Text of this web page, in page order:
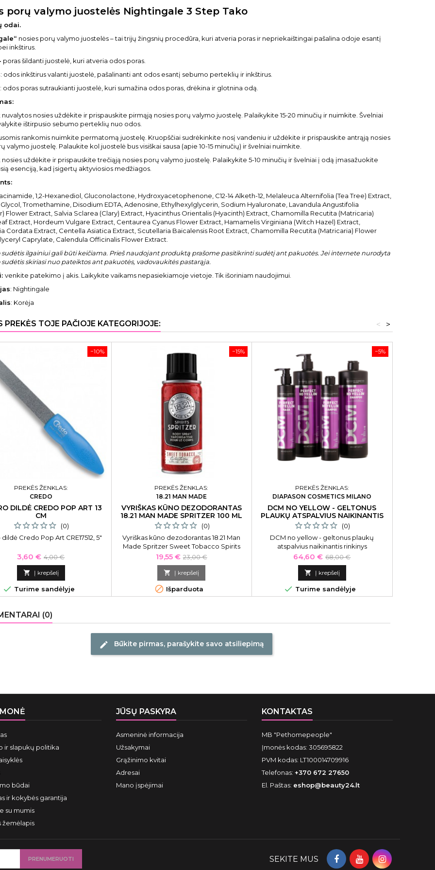
porų valymo juostelės Nightingale 3 Step Tako
odai.
nosies porų valymo juostelės – tai trijų žingsnių procedūra, kuri atveria poras ir nepriekaištingai pašalina odoje esantį
inkštirus.
poras šildanti juostelė, kuri atveria odos poras.
: odos inkštirus valanti juostelė, pašalinanti ant odos esantį sebumo perteklių ir inkštirus.
: odos poras sutraukianti juostelė, kuri sumažina odos poras, drėkina ir glotnina odą.
nuvalytos nosies uždėkite ir prispauskite pirmąją nosies porų valymo juostelę. Palaikykite 15-20 minučių ir nuimkite. Švelniai
ištirpusio sebumo perteklių nuo odos.
rankomis nuimkite permatomą juostelę. Kruopščiai sudrėkinkite nosį vandeniu ir uždėkite ir prispauskite antrąją nosies
valymo juostelę. Palaukite kol juostelė bus visiškai sausa (apie 10-15 minučių) ir švelniai nuimkite.
nosies uždėkite ir prispauskite trečiąją nosies porų valymo juostelę. Palaikykite 5-10 minučių ir švelniai į odą įmasažuokite
esenciją, kad įsigertų aktyviosios medžiagos.
1,2-Hexanediol, Gluconolactone, Hydroxyacetophenone, C12-14 Alketh-12, Melaleuca Alternifolia (Tea Tree) Extract,
Tromethamine, Disodium EDTA, Adenosine, Ethylhexylglycerin, Sodium Hyaluronate, Lavandula Angustifolia
Flower Extract, Salvia Sclarea (Clary) Extract, Hyacinthus Orientalis (Hyacinth) Extract, Chamomilla Recutita (Matricaria)
Extract, Hordeum Vulgare Extract, Centaurea Cyanus Flower Extract, Hamamelis Virginiana (Witch Hazel) Extract,
Cordata Extract, Centella Asiatica Extract, Scutellaria Baicalensis Root Extract, Chamomilla Recutita (Matricaria) Flower
Caprylate, Calendula Officinalis Flower Extract.
ilgainiui gali būti keičiama. Prieš naudojant produktą prašome pasitikrinti sudėtį ant pakuotės. Jei internete nurodyta
skiriasi nuo pateiktos ant pakuotės, vadovaukitės pastarąja.
venkite patekimo į akis. Laikykite vaikams nepasiekiamoje vietoje. Tik išoriniam naudojimui.
: Nightingale
: Korėja
PREKĖS TOJE PAČIOJE KATEGORIJOJE: >
<
−10%
PREKĖS ŽENKLAS:
CREDO
DILDĖ CREDO POP ART 13
CM
(0)
Credo Pop Art CRE17512, 5"
Kaina
3,60 € Bazinė
kaina
4,00 €
 Į krepšelį
 Turime sandėlyje
−15%
PREKĖS ŽENKLAS:
18.21 MAN MADE
VYRIŠKAS KŪNO DEZODORANTAS
18.21 MAN MADE SPRITZER 100 ML
(0)
Vyriškas kūno dezodorantas 18.21 Man
Made Spritzer Sweet Tobacco Spirits
SPZ3ST, 100 ml
Kaina
19,55 € Bazinė
kaina
23,00 €
 Į krepšelį
 Išparduota
−5%
PREKĖS ŽENKLAS:
DIAPASON COSMETICS MILANO
DCM NO YELLOW - GELTONUS
PLAUKŲ ATSPALVIUS NAIKINANTIS
RINKINYS
(0)
DCM no yellow - geltonus plaukų
atspalvius naikinantis rinkinys
Kaina
64,60 € Bazinė
kaina
68,00 €
 Į krepšelį
 Turime sandėlyje
(0)
edit Būkite pirmas, parašykite savo atsiliepimą
ir slapukų politika
būdai
ir kokybės garantija
su mumis
žemėlapis
JŪSŲ PASKYRA
Asmeninė informacija
Užsakymai
Grąžinimo kvitai
Adresai
Mano įspėjimai
KONTAKTAS
MB "Pethomepeople"
Įmonės kodas: 305695822
PVM kodas: LT100014709916
Telefonas: +370 672 27650
El. Paštas: eshop@beauty24.lt
SEKITE MUS